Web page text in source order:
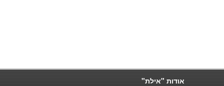
אודות "אילת"